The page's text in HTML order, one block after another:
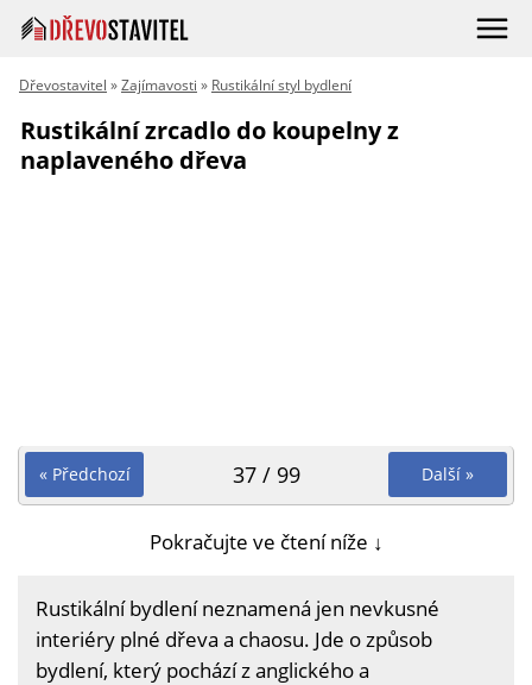
Dřevostavitel »Zajímavosti » Rustikální styl bydlení
Rustikální zrcadlo do koupelny z
naplaveného dřeva
« Předchozí Další »
37 / 99
Pokračujte ve čtení níže ↓
Rustikální bydlení neznamená jen nevkusné
interiéry plné dřeva a chaosu. Jde o způsob
bydlení, který pochází z anglického a